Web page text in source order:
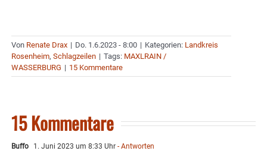
Von Renate Drax | Do. 1.6.2023 - 8:00 | Kategorien: Landkreis
Rosenheim, Schlagzeilen | Tags: MAXLRAIN /
WASSERBURG | 15 Kommentare
15 Kommentare
Buffo 1. Juni 2023 um 8:33 Uhr - Antworten